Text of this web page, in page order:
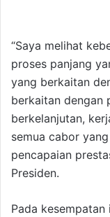
“Saya melihat
proses panjang
yang berkaitan
berkaitan dengan
berkelanjutan,
semua cabor
pencapaian
Presiden.
Pada kesempatan